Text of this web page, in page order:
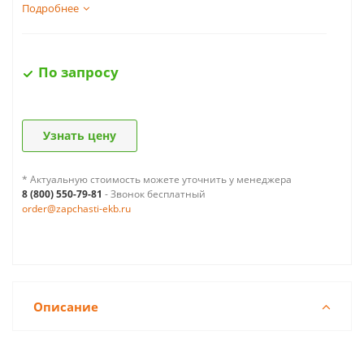
Подробнее
По запросу
Узнать цену
* Актуальную стоимость можете уточнить у менеджера
8 (800) 550-79-81 - Звонок бесплатный
order@zapchasti-ekb.ru
Описание